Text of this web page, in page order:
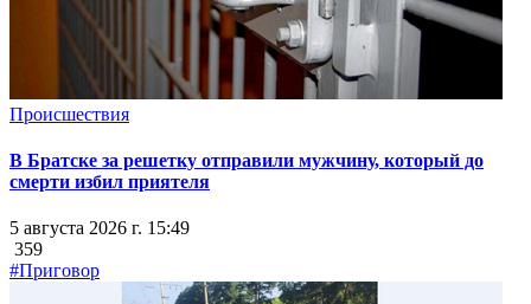
Происшествия
В Братске за решетку отправили мужчину, который до
смерти избил приятеля
5 августа 2026 г. 15:49
359
#Приговор